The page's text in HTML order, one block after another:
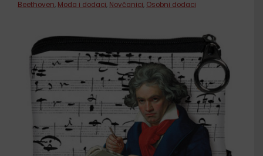
Beethoven, Moda i dodaci, Novčanici, Osobni dodaci